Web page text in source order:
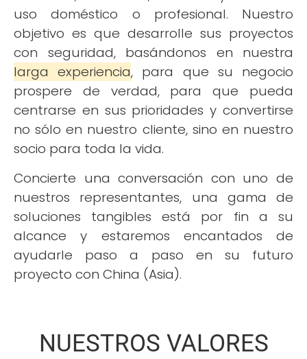
uso doméstico o profesional. Nuestro
objetivo es que desarrolle sus proyectos
con seguridad, basándonos en nuestra
larga experiencia, para que su negocio
prospere de verdad, para que pueda
centrarse en sus prioridades y convertirse
no sólo en nuestro cliente, sino en nuestro
socio para toda la vida.
Concierte una conversación con uno de
nuestros representantes, una gama de
soluciones tangibles está por fin a su
alcance y estaremos encantados de
ayudarle paso a paso en su futuro
proyecto con China (Asia).
NUESTROS VALORES